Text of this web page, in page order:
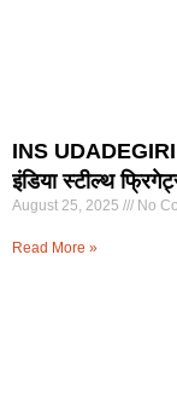
INS
इंडिया स्टील्थ
August 25, 2025 No
Read More »